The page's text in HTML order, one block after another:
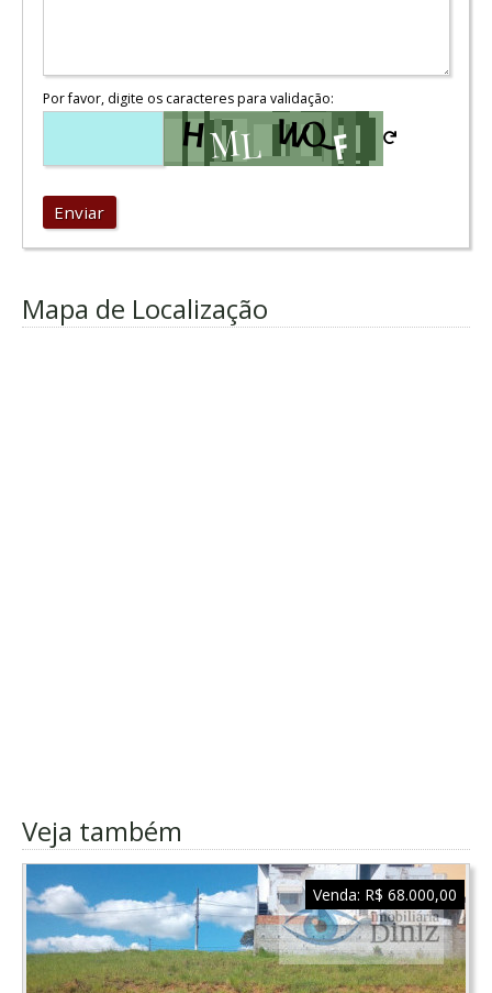
Por favor, digite os caracteres para validação:
Enviar
Mapa de Localização
Veja também
Venda: R$ 68.000,00